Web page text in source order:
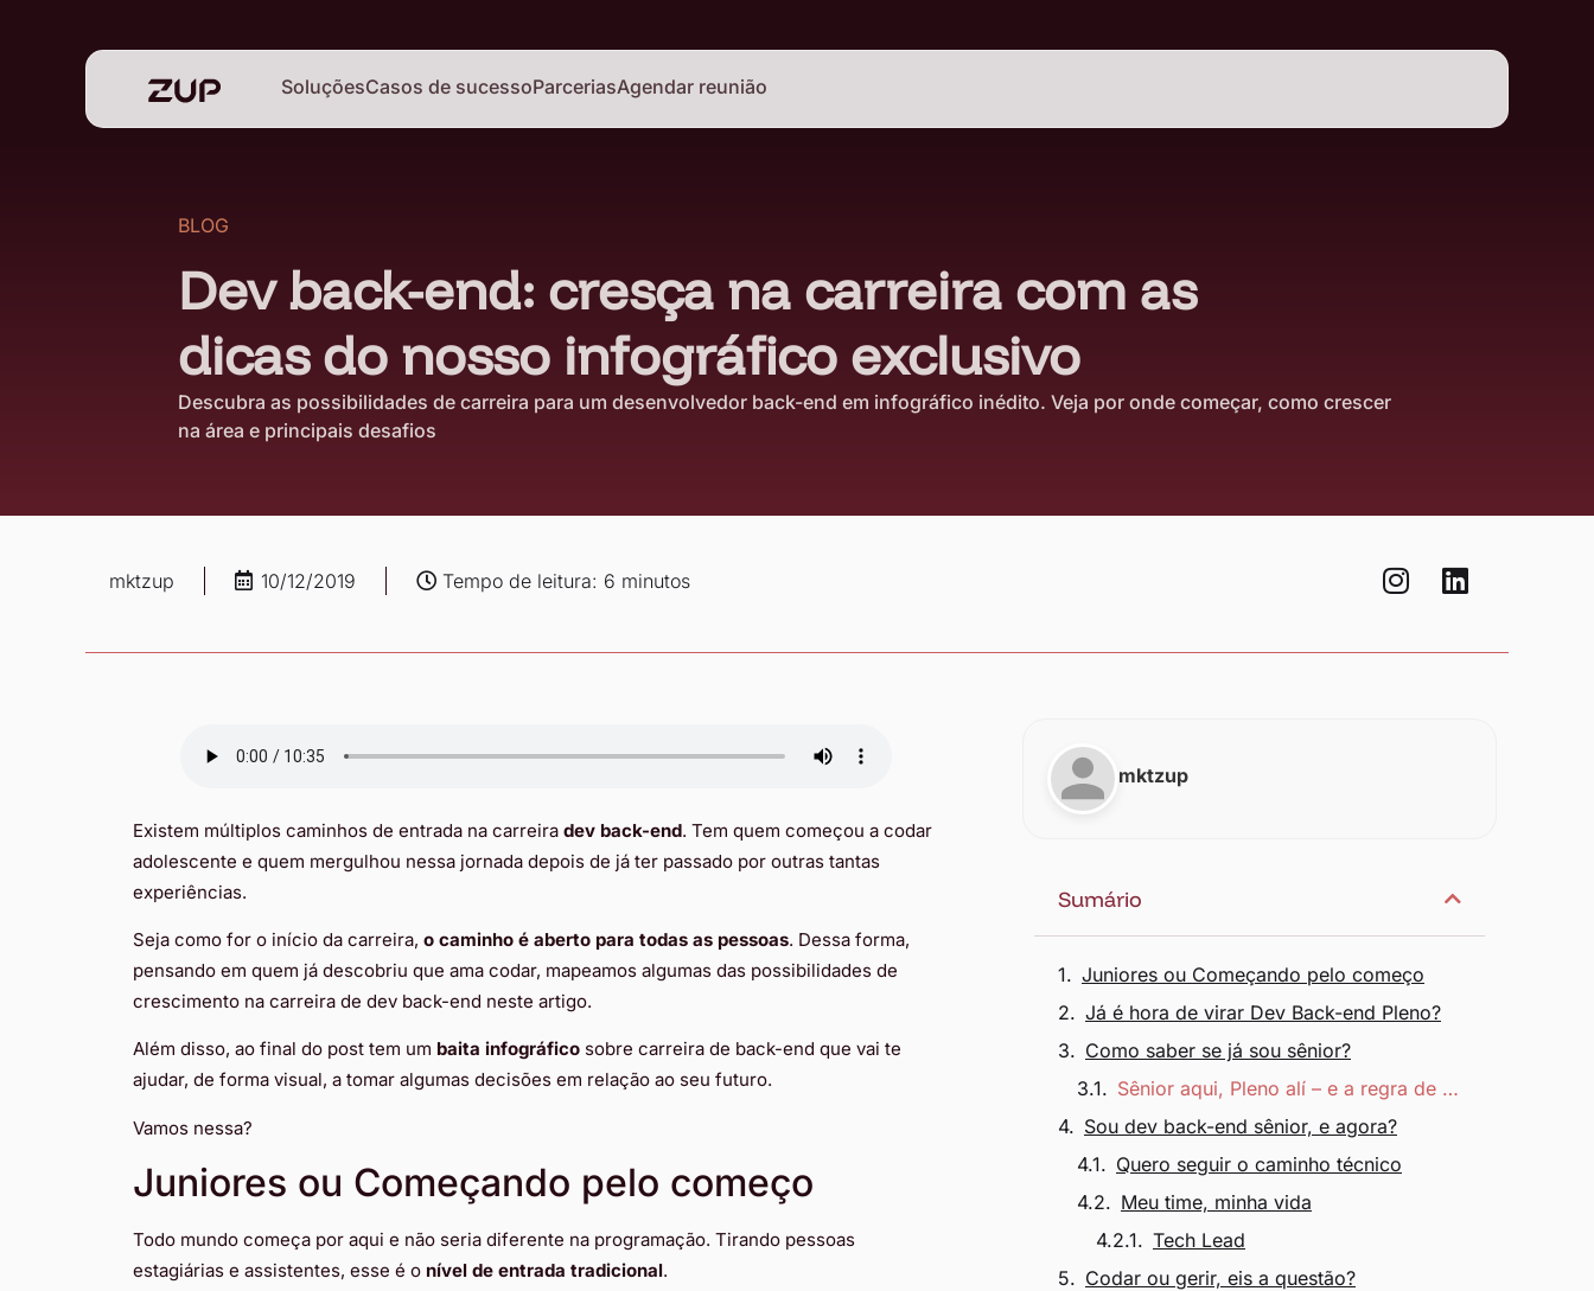
SoluçõesCasos de sucessoParceriasAgendar reunião
BLOG
Dev back-end: cresça na carreira com as
dicas do nosso infográfico exclusivo
Descubra as possibilidades de carreira para um desenvolvedor back-end em infográfico inédito. Veja por onde começar, como crescer
na área e principais desafios
mktzup 10/12/2019 Tempo de leitura: 6 minutos
Existem múltiplos caminhos de entrada na carreira dev back-end. Tem quem começou a codar
adolescente e quem mergulhou nessa jornada depois de já ter passado por outras tantas
experiências.
Seja como for o início da carreira, o caminho é aberto para todas as pessoas. Dessa forma,
pensando em quem já descobriu que ama codar, mapeamos algumas das possibilidades de
crescimento na carreira de dev back-end neste artigo.
Além disso, ao final do post tem um baita infográfico sobre carreira de back-end que vai te
ajudar, de forma visual, a tomar algumas decisões em relação ao seu futuro.
Vamos nessa?
Juniores ou Começando pelo começo
Todo mundo começa por aqui e não seria diferente na programação. Tirando pessoas
estagiárias e assistentes, esse é o nível de entrada tradicional.
mktzup
Sumário
Juniores ou Começando pelo começo
Já é hora de virar Dev Back-end Pleno?
Como saber se já sou sênior?
Sênior aqui, Pleno alí – e a regra de cada empresa
Sou dev back-end sênior, e agora?
Quero seguir o caminho técnico
Meu time, minha vida
Tech Lead
Codar ou gerir, eis a questão?